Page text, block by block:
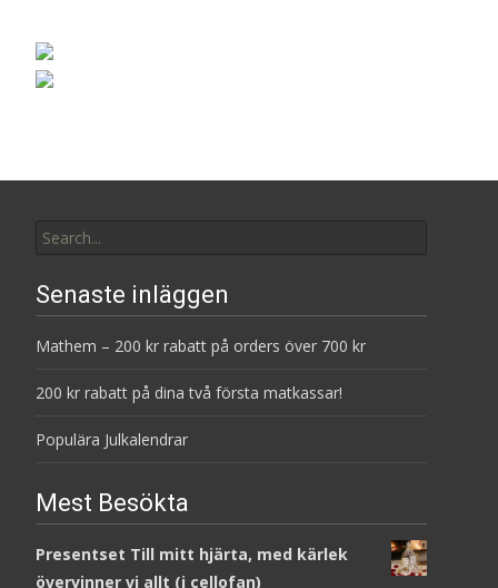
for:
Senaste inläggen
Mathem – 200 kr rabatt på orders över 700 kr
200 kr rabatt på dina två första matkassar!
Populära Julkalendrar
Mest Besökta
Presentset Till mitt hjärta, med kärlek
övervinner vi allt (i cellofan)